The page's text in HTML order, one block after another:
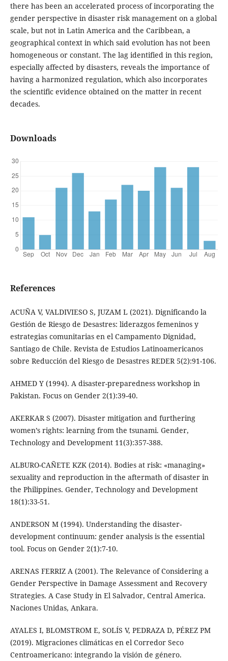
there has been an accelerated process of incorporating the
gender perspective in disaster risk management on a global
scale, but not in Latin America and the Caribbean, a
geographical context in which said evolution has not been
homogeneous or constant. The lag identified in this region,
especially affected by disasters, reveals the importance of
having a harmonized regulation, which also incorporates
the scientific evidence obtained on the matter in recent
decades.
Downloads
References
ACUÑA V, VALDIVIESO S, JUZAM L (2021). Dignificando la
Gestión de Riesgo de Desastres: liderazgos femeninos y
estrategias comunitarias en el Campamento Dignidad,
Santiago de Chile. Revista de Estudios Latinoamericanos
sobre Reducción del Riesgo de Desastres REDER 5(2):91-106.
AHMED Y (1994). A disaster-preparedness workshop in
Pakistan. Focus on Gender 2(1):39-40.
AKERKAR S (2007). Disaster mitigation and furthering
women’s rights: learning from the tsunami. Gender,
Technology and Development 11(3):357-388.
ALBURO-CAÑETE KZK (2014). Bodies at risk: «managing»
sexuality and reproduction in the aftermath of disaster in
the Philippines. Gender, Technology and Development
18(1):33-51.
ANDERSON M (1994). Understanding the disaster-
development continuum: gender analysis is the essential
tool. Focus on Gender 2(1):7-10.
ARENAS FERRIZ A (2001). The Relevance of Considering a
Gender Perspective in Damage Assessment and Recovery
Strategies. A Case Study in El Salvador, Central America.
Naciones Unidas, Ankara.
AYALES I, BLOMSTROM E, SOLÍS V, PEDRAZA D, PÉREZ PM
(2019). Migraciones climáticas en el Corredor Seco
Centroamericano: integrando la visión de género.